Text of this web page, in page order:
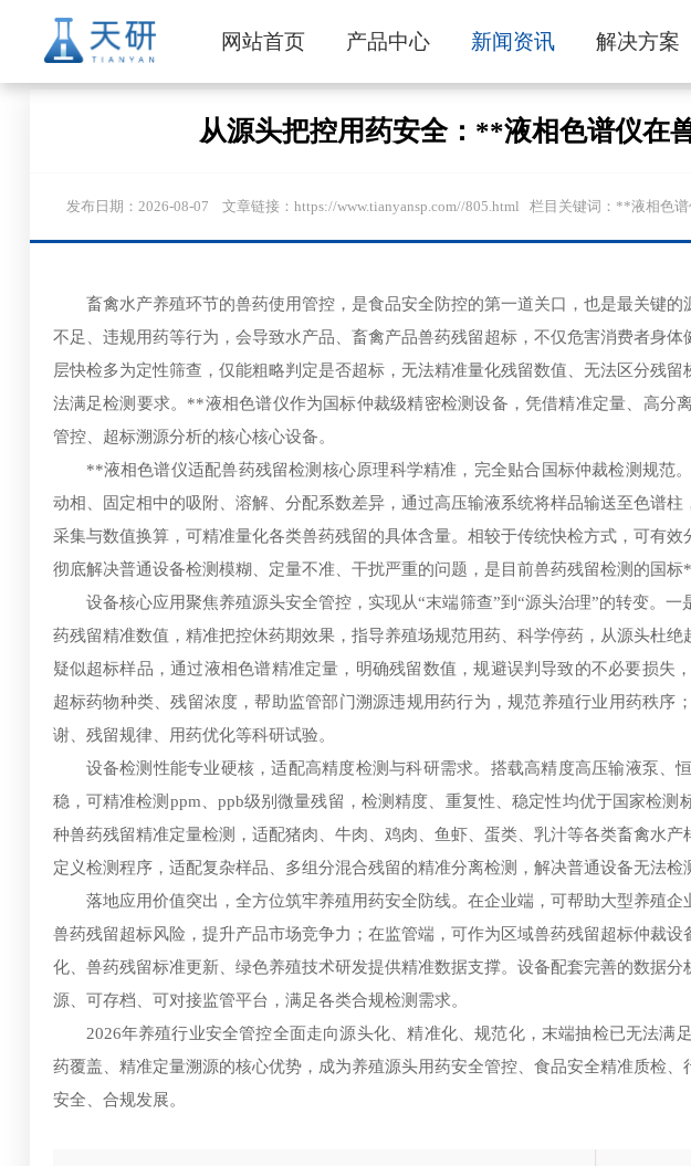
网站首页 产品中心 新闻资讯 解决方案
从源头把控用药安全：**液相色谱仪在
发布日期：2026-08-07 文章链接：https://www.tianyansp.com//805.html 栏目关键词：**液相色
畜禽水产养殖环节的兽药使用管控，是食品安全防控的第一道关口，也是最关键
不足、违规用药等行为，会导致水产品、畜禽产品兽药残留超标，不仅危害消费者身
层快检多为定性筛查，仅能粗略判定是否超标，无法精准量化残留数值、无法区分残
法满足检测要求。**液相色谱仪作为国标仲裁级精密检测设备，凭借精准定量、高分
管控、超标溯源分析的核心核心设备。
**液相色谱仪适配兽药残留检测核心原理科学精准，完全贴合国标仲裁检测规
动相、固定相中的吸附、溶解、分配系数差异，通过高压输液系统将样品输送至色谱
采集与数值换算，可精准量化各类兽药残留的具体含量。相较于传统快检方式，可有
彻底解决普通设备检测模糊、定量不准、干扰严重的问题，是目前兽药残留检测的国标
设备核心应用聚焦养殖源头安全管控，实现从“末端筛查”到“源头治理”的转变。
药残留精准数值，精准把控休药期效果，指导养殖场规范用药、科学停药，从源头杜
疑似超标样品，通过液相色谱精准定量，明确残留数值，规避误判导致的不必要损失
超标药物种类、残留浓度，帮助监管部门溯源违规用药行为，规范养殖行业用药秩序
谢、残留规律、用药优化等科研试验。
设备检测性能专业硬核，适配高精度检测与科研需求。搭载高精度高压输液泵、
稳，可精准检测ppm、ppb级别微量残留，检测精度、重复性、稳定性均优于国家检
种兽药残留精准定量检测，适配猪肉、牛肉、鸡肉、鱼虾、蛋类、乳汁等各类畜禽水
定义检测程序，适配复杂样品、多组分混合残留的精准分离检测，解决普通设备无法检
落地应用价值突出，全方位筑牢养殖用药安全防线。在企业端，可帮助大型养殖
兽药残留超标风险，提升产品市场竞争力；在监管端，可作为区域兽药残留超标仲裁
化、兽药残留标准更新、绿色养殖技术研发提供精准数据支撑。设备配套完善的数据
源、可存档、可对接监管平台，满足各类合规检测需求。
2026年养殖行业安全管控全面走向源头化、精准化、规范化，末端抽检已无法
药覆盖、精准定量溯源的核心优势，成为养殖源头用药安全管控、食品安全精准质检
安全、合规发展。